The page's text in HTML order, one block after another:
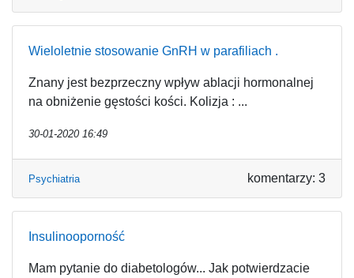
Wieloletnie stosowanie GnRH w parafiliach .
Znany jest bezprzeczny wpływ ablacji hormonalnej
na obniżenie gęstości kości. Kolizja : ...
30-01-2020 16:49
Psychiatria komentarzy: 3
Insulinooporność
Mam pytanie do diabetologów... Jak potwierdzacie